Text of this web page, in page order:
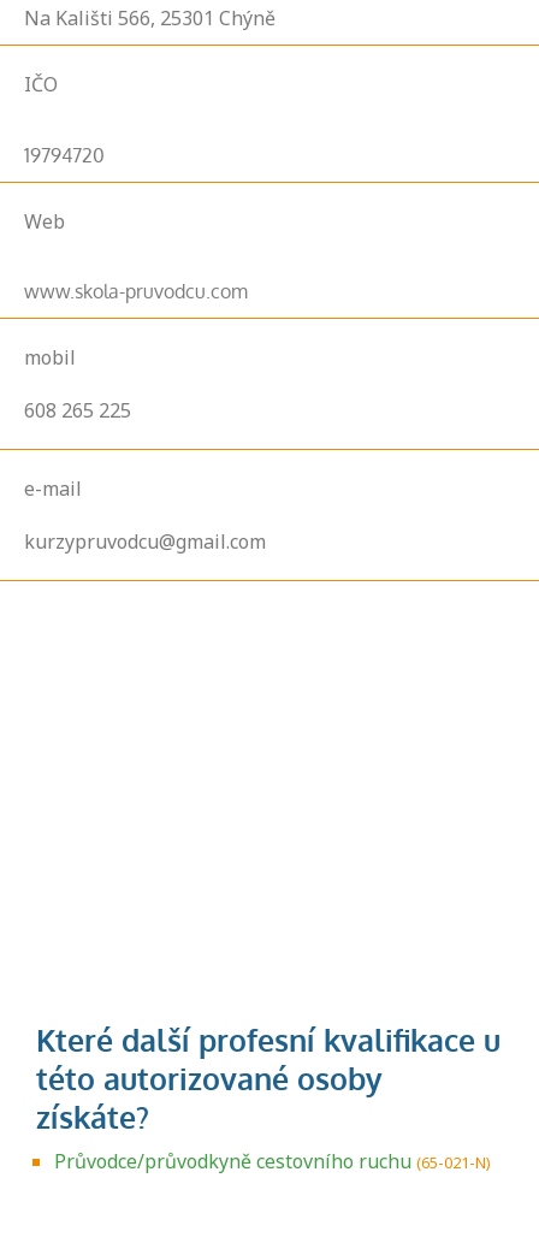
Na Kališti 566, 25301 Chýně
IČO
19794720
Web
www.skola-pruvodcu.com
mobil
608 265 225
e-mail
kurzypruvodcu@gmail.com
Průvodce/průvodkyně cestovního ruchu (65-021-N)
Projděte si seznam profesních kvalifikací.